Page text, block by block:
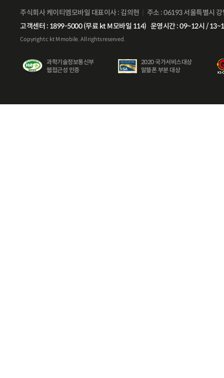
주식회사 케이티엠모바일 대표이사 : 김의현
주소 : 06193 서울특별시
고객센터 : 1899-5000 (무료 kt M모바일 114) 운영시간 : 09~12시 /
Copyright c kt M mobile. All rights reserved.
과학기술정보통신부
웹접근성 인증
2020 국가서비스대상
알뜰폰 부분 대상